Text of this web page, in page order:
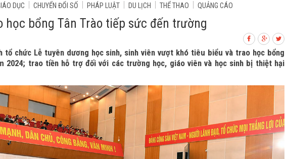
DỤC CHUYỂN ĐỔI SỐ PHÁP LUẬT DU LỊCH THỂ THAO QUẢNG CÁO
học bổng Tân Trào tiếp sức đến trường
tổ chức Lễ tuyên dương học sinh, sinh viên vượt khó tiêu biểu và trao học bổng
2024; trao tiền hỗ trợ đối với các trường học, giáo viên và học sinh bị thiệt hại